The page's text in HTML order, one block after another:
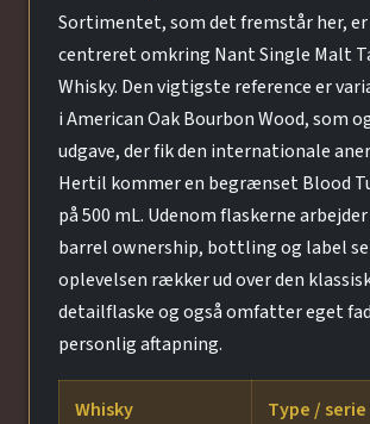
Sortimentet, som det fremstår her,
centreret omkring Nant Single Malt
Whisky. Den vigtigste reference er
i American Oak Bourbon Wood, som
udgave, der fik den internationale
Hertil kommer en begrænset Blood
på 500 mL. Udenom flaskerne
barrel ownership, bottling og label
oplevelsen rækker ud over den
detailflaske og også omfatter eget
personlig aftapning.
Whisky Type / serie